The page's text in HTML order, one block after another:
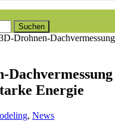
Drohnen-Dachvermessung
Dachvermessung
Energie
, News